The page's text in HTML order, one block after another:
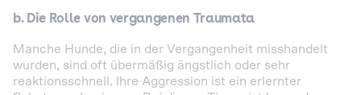
b. Die Rolle von vergangenen Traumata
Manche Hunde, die in der Vergangenheit misshandelt
wurden, sind oft übermäßig ängstlich oder sehr
reaktionsschnell. Ihre Aggression ist ein erlernter